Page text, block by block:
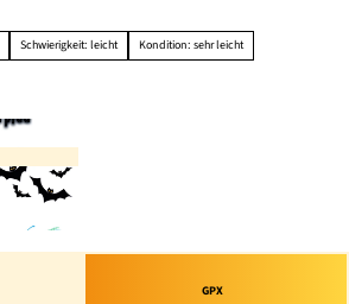
Schwierigkeit: leicht
Kondition: sehr leicht
unt, gesund.
GPX